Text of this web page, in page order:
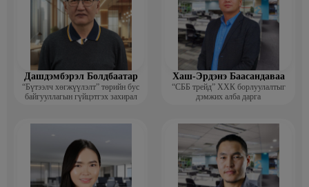
Дашдэмбэрэл Болдбаатар
“Бүтээлч хөгжүүлэлт” төрийн бус
байгууллагын гүйцэтгэх захирал
Хаш-Эрдэнэ Баасандаваа
“СББ трейд” ХХК борлуулалтыг
дэмжих алба дарга